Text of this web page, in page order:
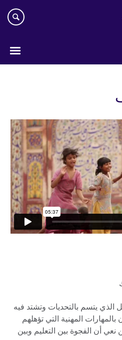
يتسم بالتحديات وتشتد فيه
بالمهارات المهنية التي تؤهلهم
أن الفجوة بين التعليم وبين